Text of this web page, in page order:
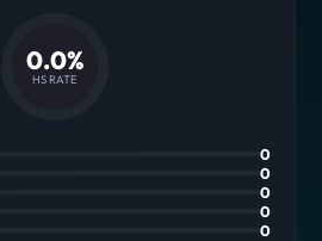
0.0%
HS RATE
0
0
0
0
0